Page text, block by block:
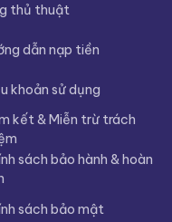
thủ thuật
dẫn nạp tiền
khoản sử dụng
kết & Miễn trừ trách
sách bảo hành & hoàn
sách bảo mật